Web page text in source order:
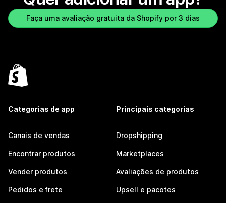
Faça uma avaliação gratuita da Shopify por 3 dias
Categorias de app
Canais de vendas
Encontrar produtos
Vender produtos
Pedidos e frete
Principais categorias
Dropshipping
Marketplaces
Avaliações de produtos
Upsell e pacotes